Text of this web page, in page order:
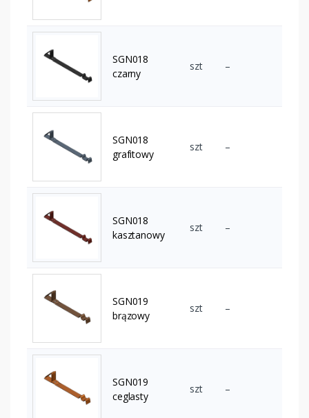
SGN018
czarny
szt –
SGN018
grafitowy
szt –
SGN018
kasztanowy
szt –
SGN019
brązowy
szt –
SGN019
ceglasty
szt –